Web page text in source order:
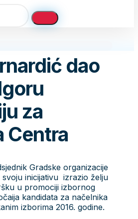
dao
za
Centra
Gradske organizacije
svoju inicijativu izrazio želju
u promociji izbornog
kandidata za načelnika
izborima 2016. godine.